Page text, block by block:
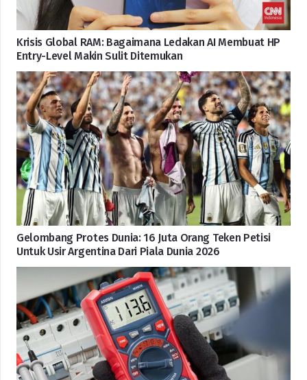
Krisis Global RAM: Bagaimana Ledakan AI Membuat HP
Entry-Level Makin Sulit Ditemukan
Gelombang Protes Dunia: 16 Juta Orang Teken Petisi
Untuk Usir Argentina Dari Piala Dunia 2026